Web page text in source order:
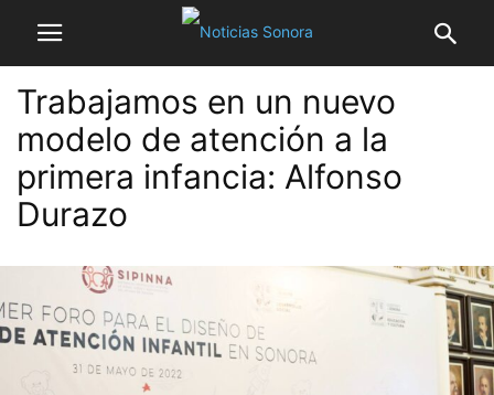
Trabajamos en un nuevo
modelo de atención a la
primera infancia: Alfonso
Durazo